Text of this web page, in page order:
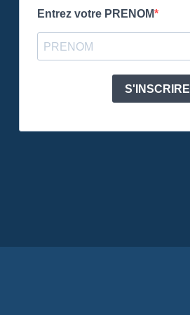
Entrez votre PRENOM
S'INSCRIRE